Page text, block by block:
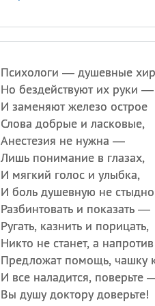
Психологи — душевные
Но бездействуют их руки —
И заменяют железо острое
Слова добрые и ласковые,
Анестезия не нужна —
Лишь понимание в глазах,
И мягкий голос и улыбка,
И боль душевную не стыдно
Разбинтовать и показать —
Ругать, казнить и порицать,
Никто не станет, а
Предложат помощь, чашку
И все наладится, поверьте
Вы душу доктору доверьте!